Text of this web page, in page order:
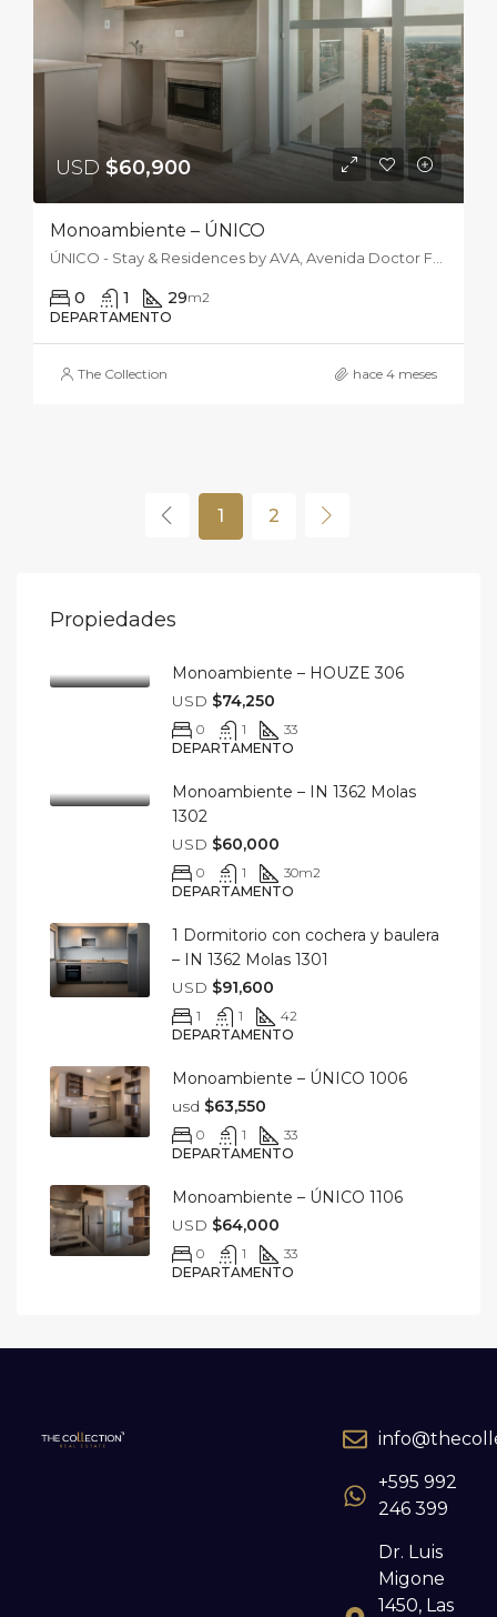
USD $60,900
Monoambiente – ÚNICO
0 1 29m2
DEPARTAMENTO
The Collection hace 4 meses
1 2
Propiedades
Monoambiente – HOUZE 306
USD $74,250
0 1
33
DEPARTAMENTO
Monoambiente – IN 1362 Molas
1302
USD $60,000
0 1 30m2
DEPARTAMENTO
1 Dormitorio con cochera y baulera
– IN 1362 Molas 1301
USD $91,600
1 1
42
DEPARTAMENTO
Monoambiente – ÚNICO 1006
usd $63,550
0 1
33
DEPARTAMENTO
Monoambiente – ÚNICO 1106
USD $64,000
0 1
33
DEPARTAMENTO
+595 992
246 399
Dr. Luis
Migone
1450, Las